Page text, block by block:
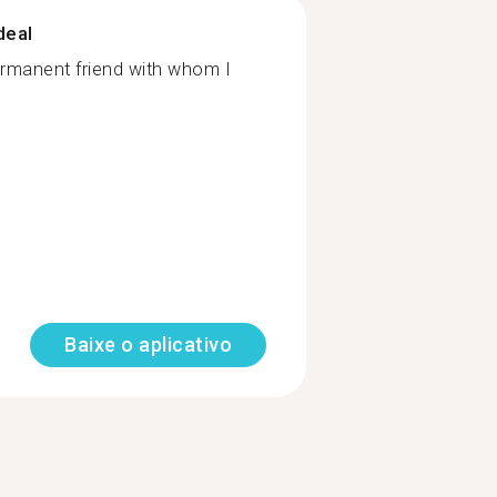
friend with whom I
Baixe o aplicativo